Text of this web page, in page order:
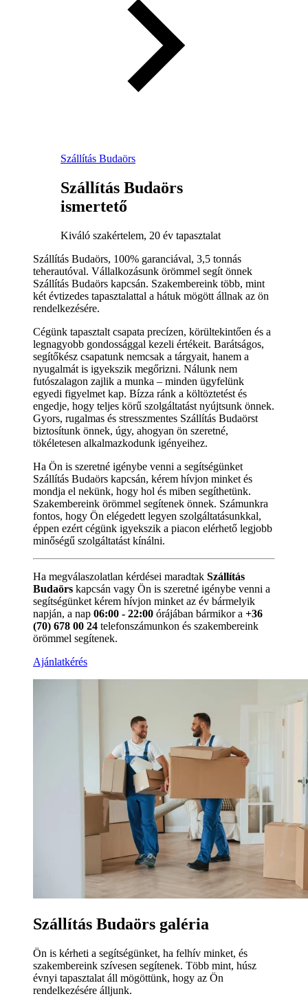
Szállítás Budaörs
Szállítás Budaörs
ismertető
Kiváló szakértelem, 20 év tapasztalat
Szállítás Budaörs, 100% garanciával, 3,5 tonnás
teherautóval. Vállalkozásunk örömmel segít önnek
Szállítás Budaörs kapcsán. Szakembereink több, mint
két évtizedes tapasztalattal a hátuk mögött állnak az ön
rendelkezésére.
Cégünk tapasztalt csapata precízen, körültekintően és a
legnagyobb gondossággal kezeli értékeit. Barátságos,
segítőkész csapatunk nemcsak a tárgyait, hanem a
nyugalmát is igyekszik megőrizni. Nálunk nem
futószalagon zajlik a munka – minden ügyfelünk
egyedi figyelmet kap. Bízza ránk a költöztetést és
engedje, hogy teljes körű szolgáltatást nyújtsunk önnek.
Gyors, rugalmas és stresszmentes Szállítás Budaörst
biztosítunk önnek, úgy, ahogyan ön szeretné,
tökéletesen alkalmazkodunk igényeihez.
Ha Ön is szeretné igénybe venni a segítségünket
Szállítás Budaörs kapcsán, kérem hívjon minket és
mondja el nekünk, hogy hol és miben segíthetünk.
Szakembereink örömmel segítenek önnek. Számunkra
fontos, hogy Ön elégedett legyen szolgáltatásunkkal,
éppen ezért cégünk igyekszik a piacon elérhető legjobb
minőségű szolgáltatást kínálni.
Ha megválaszolatlan kérdései maradtak Szállítás
Budaörs kapcsán vagy Ön is szeretné igénybe venni a
segítségünket kérem hívjon minket az év bármelyik
napján, a nap 06:00 - 22:00 órájában bármikor a +36
(70) 678 00 24 telefonszámunkon és szakembereink
örömmel segítenek.
Ajánlatkérés
Szállítás Budaörs galéria
Ön is kérheti a segítségünket, ha felhív minket, és
szakembereink szívesen segítenek. Több mint, húsz
évnyi tapasztalat áll mögöttünk, hogy az Ön
rendelkezésére álljunk.